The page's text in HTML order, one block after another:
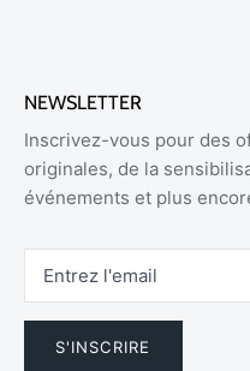
NEWSLETTER
Inscrivez-vous pour des
originales, de la
événements et plus
S'INSCRIRE